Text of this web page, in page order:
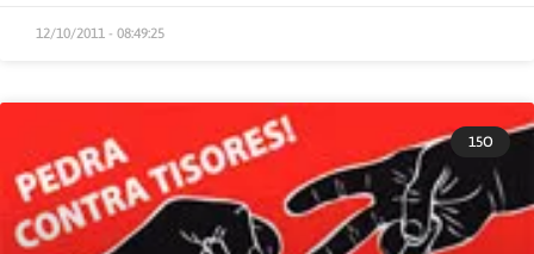
12/10/2011 - 08:49:25
15O